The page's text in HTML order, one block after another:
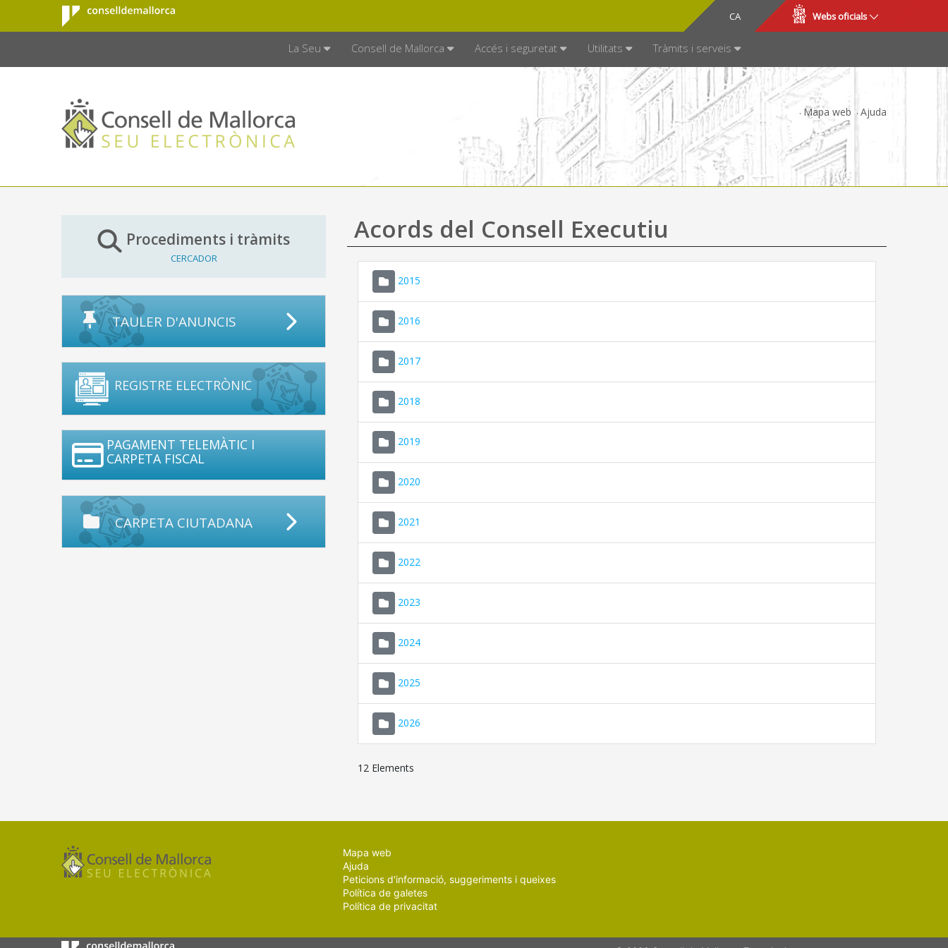
Salta al contingut principal
Consell de
Mallorca
CA
ES Webs oficials
La Seu Consell de Mallorca Accés i seguretat Utilitats Tràmits i serveis
Mapa web Ajuda
Procediments i tràmits
CERCADOR
TAULER D'ANUNCIS
REGISTRE ELECTRÒNIC
PAGAMENT TELEMÀTIC I
CARPETA FISCAL
CARPETA CIUTADANA
Acords del Consell Executiu
2015
2016
2017
2018
2019
2020
2021
2022
2023
2024
2025
2026
12 Elements
Mapa web
Ajuda
Peticions d'informació, suggeriments i queixes
Política de galetes
Política de privacitat